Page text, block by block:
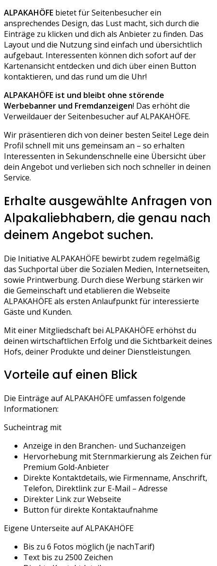
ALPAKAHÖFE bietet für Seitenbesucher ein
ansprechendes Design, das Lust macht, sich durch die
Einträge zu klicken und dich als Anbieter zu finden. Das
Layout und die Nutzung sind einfach und übersichtlich
aufgebaut. Interessenten können dich sofort auf der
Kartenansicht entdecken und dich über einen Button
kontaktieren, und das rund um die Uhr!
ALPAKAHÖFE ist und bleibt ohne störende
Werbebanner und Fremdanzeigen! Das erhöht die
Verweildauer der Seitenbesucher auf ALPAKAHÖFE.
Wir präsentieren dich von deiner besten Seite! Lege dein
Profil schnell mit uns gemeinsam an – so erhalten
Interessenten in Sekundenschnelle eine Übersicht über
dein Angebot und verlieben sich noch schneller in deinen
Service.
Erhalte ausgewählte Anfragen von
Alpakaliebhabern, die genau nach
deinem Angebot suchen.
Die Initiative ALPAKAHÖFE bewirbt zudem regelmäßig
das Suchportal über die Sozialen Medien, Internetseiten,
sowie Printwerbung. Durch diese Werbung stärken wir
die Gemeinschaft und etablieren die Webseite
ALPAKAHÖFE als ersten Anlaufpunkt für interessierte
Gäste und Kunden.
Mit einer Mitgliedschaft bei ALPAKAHÖFE erhöhst du
deinen wirtschaftlichen Erfolg und die Sichtbarkeit deines
Hofs, deiner Produkte und deiner Dienstleistungen.
Vorteile auf einen Blick
Die Einträge auf ALPAKAHÖFE umfassen folgende
Informationen:
Sucheintrag mit
Anzeige in den Branchen- und Suchanzeigen
Hervorhebung mit Sternmarkierung als Zeichen für
Premium Gold-Anbieter
Direkte Kontaktdetails, wie Firmenname, Anschrift,
Telefon, Direktlink zur E-Mail – Adresse
Direkter Link zur Webseite
Button für direkte Kontaktaufnahme
Eigene Unterseite auf ALPAKAHÖFE
Bis zu 6 Fotos möglich (je nachTarif)
Text bis zu 2500 Zeichen